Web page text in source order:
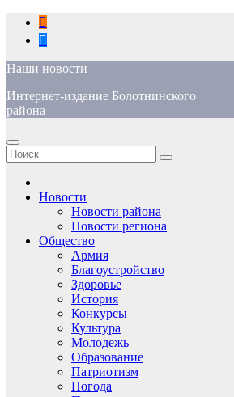
Перейти
содержимому
Наши новости
Интернет-издание Болотнинского
района
Новости
Новости района
Новости региона
Общество
Армия
Благоустройство
Здоровье
История
Конкурсы
Культура
Молодежь
Образование
Патриотизм
Погода